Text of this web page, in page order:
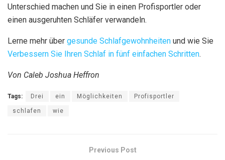
Unterschied machen und Sie in einen Profisportler oder
einen ausgeruhten Schläfer verwandeln.
Lerne mehr über gesunde Schlafgewohnheiten und wie Sie
Verbessern Sie Ihren Schlaf in fünf einfachen Schritten.
Von Caleb Joshua Heffron
Tags: Drei ein Möglichkeiten Profisportler
schlafen wie
Previous Post